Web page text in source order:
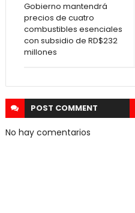
Gobierno mantendrá
precios de cuatro
combustibles esenciales
con subsidio de RD$232
millones
POST COMMENT
No hay comentarios